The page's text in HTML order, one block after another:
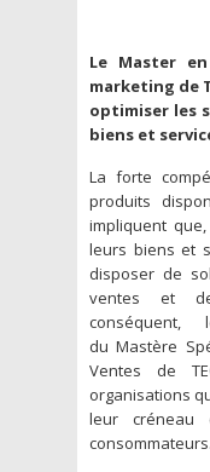
Le Master
marketing de
optimiser les
biens et
La forte
produits
impliquent
leurs biens et
disposer de
ventes et
conséquent,
du Mastère
Ventes de
organisations
leur créneau